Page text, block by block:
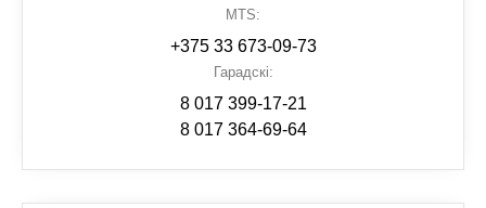
MTS:
+375 33 673-09-73
Гарадскі:
8 017 399-17-21
8 017 364-69-64